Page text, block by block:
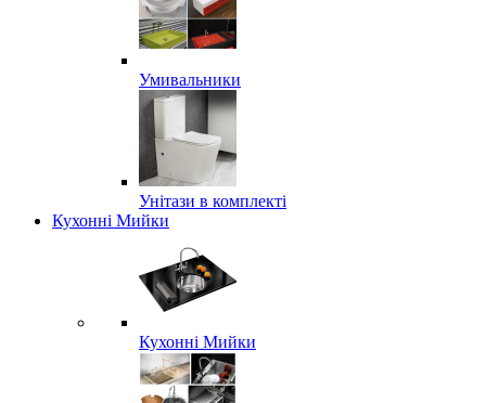
Умивальники
Унітази в комплекті
Кухонні Мийки
Кухонні Мийки